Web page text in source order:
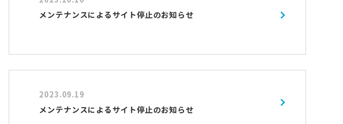
メンテナンスによるサイト停止のお知らせ
2023.09.19
メンテナンスによるサイト停止のお知らせ